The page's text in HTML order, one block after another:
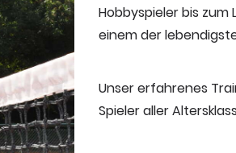
Hobbyspieler bis zum
einem der
Unser erfahrenes
Spieler aller